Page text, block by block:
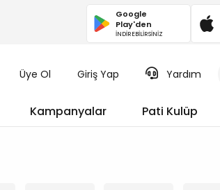
Google
Play'den
İNDİREBİLİRSİNİZ
Üye Ol Giriş Yap Yardım
Kampanyalar Pati Kulüp